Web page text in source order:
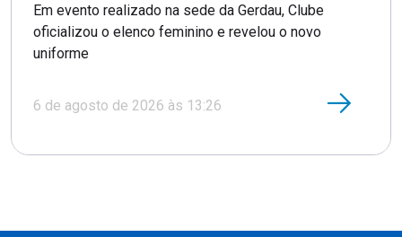
Em evento realizado na sede da Gerdau, Clube
oficializou o elenco feminino e revelou o novo
uniforme
6 de agosto de 2026 às 13:26